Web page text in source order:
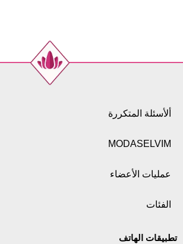
ألأسئلة المتكررة
MODASELVIM
عمليات الأعضاء
الفئات
تطبيقات الهاتف